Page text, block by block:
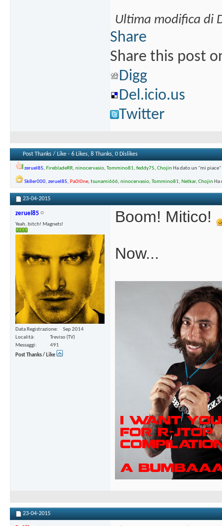
Ultima modifica di
Share
Share this post
Digg
Del.icio.us
Twitter
Post Thanks / Like - 6 Likes, 8 Thanks, 0 Dislikes
zeruel85, FirebladeRR, ninocervasio, Tommino81, feddy75, ChojinHa dato un "mi
Sk8er000, zeruel85, Pa0l0ne, tsunami666, ninocervasio, Tommino81, Netkar, ChojinHa
23-04-2015
zeruel85
Yeah, bitch! Magnets!
Data Registrazione
Sep 2014
Località
Treviso (TV)
Messaggi
491
Post Thanks / Like
Boom! Mitico!
Now...
23-04-2015